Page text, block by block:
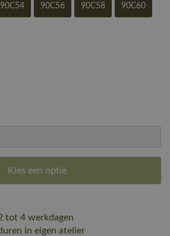
90C54 90C56 90C58 90C60
Kies een optie
tot 4 werkdagen
in eigen atelier